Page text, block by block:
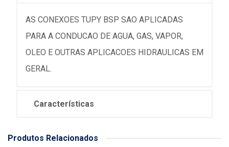
AS CONEXOES TUPY BSP SAO APLICADAS
PARA A CONDUCAO DE AGUA, GAS, VAPOR,
OLEO E OUTRAS APLICACOES HIDRAULICAS EM
GERAL.
Características
Produtos Relacionados